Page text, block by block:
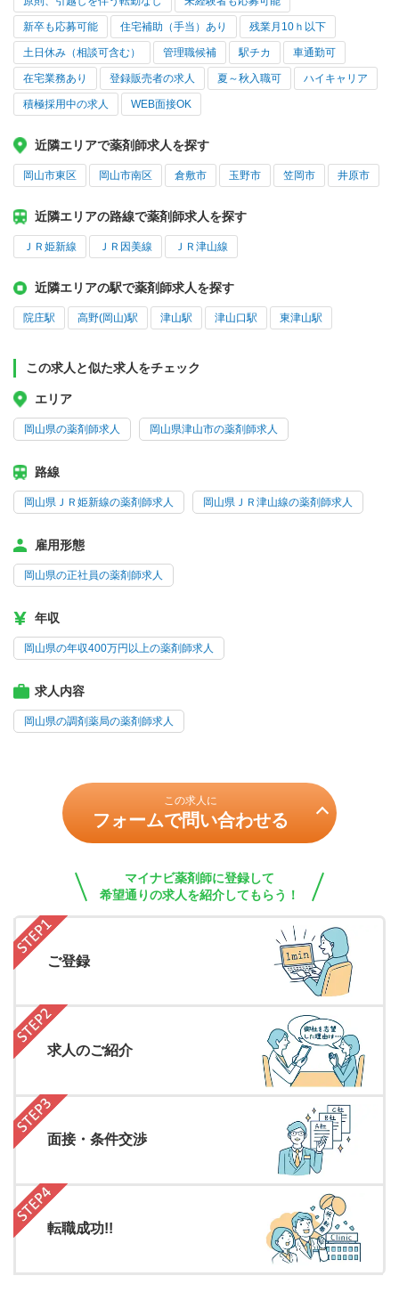
新卒も応募可能 住宅補助（手当）あり 残業月10ｈ以下
土日休み（相談可含む） 管理職候補 駅チカ 車通勤可
在宅業務あり 登録販売者の求人 夏～秋入職可 ハイキャリア
積極採用中の求人 WEB面接OK
近隣エリアで薬剤師求人を探す
岡山市東区 岡山市南区 倉敷市 玉野市 笠岡市 井原市
近隣エリアの路線で薬剤師求人を探す
ＪＲ姫新線 ＪＲ因美線 ＪＲ津山線
近隣エリアの駅で薬剤師求人を探す
院庄駅 高野(岡山)駅 津山駅 津山口駅 東津山駅
この求人と似た求人をチェック
エリア
岡山県の薬剤師求人 岡山県津山市の薬剤師求人
路線
岡山県ＪＲ姫新線の薬剤師求人 岡山県ＪＲ津山線の薬剤師求人
雇用形態
岡山県の正社員の薬剤師求人
年収
岡山県の年収400万円以上の薬剤師求人
求人内容
岡山県の調剤薬局の薬剤師求人
この求人に
フォームで問い合わせる
マイナビ薬剤師に登録して
希望通りの求人を紹介してもらう！
ご登録
求人のご紹介
面接・条件交渉
転職成功!!